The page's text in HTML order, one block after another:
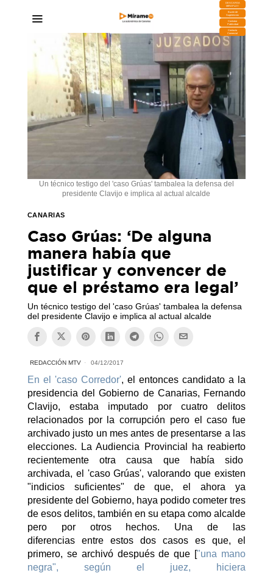
DESCARGA
MIRAPLAY
Buzón de
Sugerencias
Contratar
Publicidad
Contacto
Comercial
Un técnico testigo del 'caso Grúas' tambalea la defensa del
presidente Clavijo e implica al actual alcalde
CANARIAS
Caso Grúas: ‘De alguna
manera había que
justificar y convencer de
que el préstamo era legal’
Un técnico testigo del 'caso Grúas' tambalea la defensa
del presidente Clavijo e implica al actual alcalde
REDACCIÓN MTV 04/12/2017
En el 'caso Corredor', el entonces candidato a la
presidencia del Gobierno de Canarias, Fernando
Clavijo, estaba imputado por cuatro delitos
relacionados por la corrupción pero el caso fue
archivado justo un mes antes de presentarse a las
elecciones. La Audiencia Provincial ha reabierto
recientemente otra causa que había sido
archivada, el 'caso Grúas', valorando que existen
"indicios suficientes" de que, el ahora ya
presidente del Gobierno, haya podido cometer tres
de esos delitos, también en su etapa como alcalde
pero por otros hechos. Una de las
diferencias entre estos dos casos es que, el
primero, se archivó después de que ["una mano
negra", según el juez, hiciera